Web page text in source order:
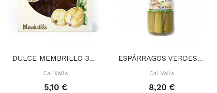
DULCE MEMBRILLO 300 GR
Cal Valls
5,10 €
ESPÁRRAGOS VERDES 420 GR
Cal Valls
8,20 €